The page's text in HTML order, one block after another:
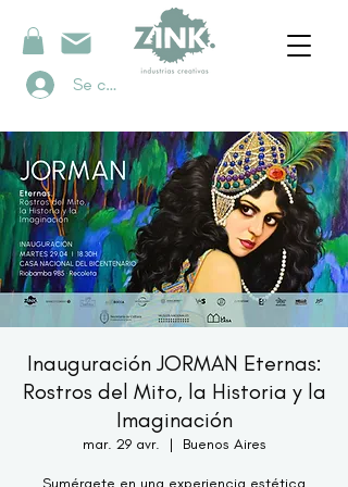
Se connecter
Inauguración JORMAN Eternas:
Rostros del Mito, la Historia y la
Imaginación
mar. 29 avr.
  |
Buenos Aires
Sumérgete en una experiencia estética